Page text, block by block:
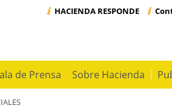
HACIENDA RESPONDE
de Prensa Sobre Hacienda